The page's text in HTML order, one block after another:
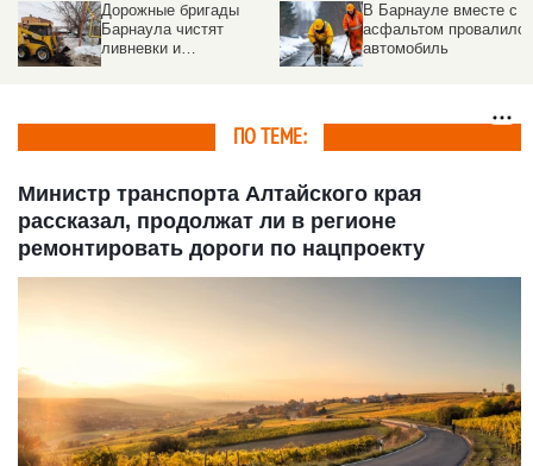
Дорожные бригады
Барнаула чистят
ливневки и
В Барнауле вместе с
асфальтом провалился
автомобиль
ПО ТЕМЕ:
Министр транспорта Алтайского края
рассказал, продолжат ли в регионе
ремонтировать дороги по нацпроекту